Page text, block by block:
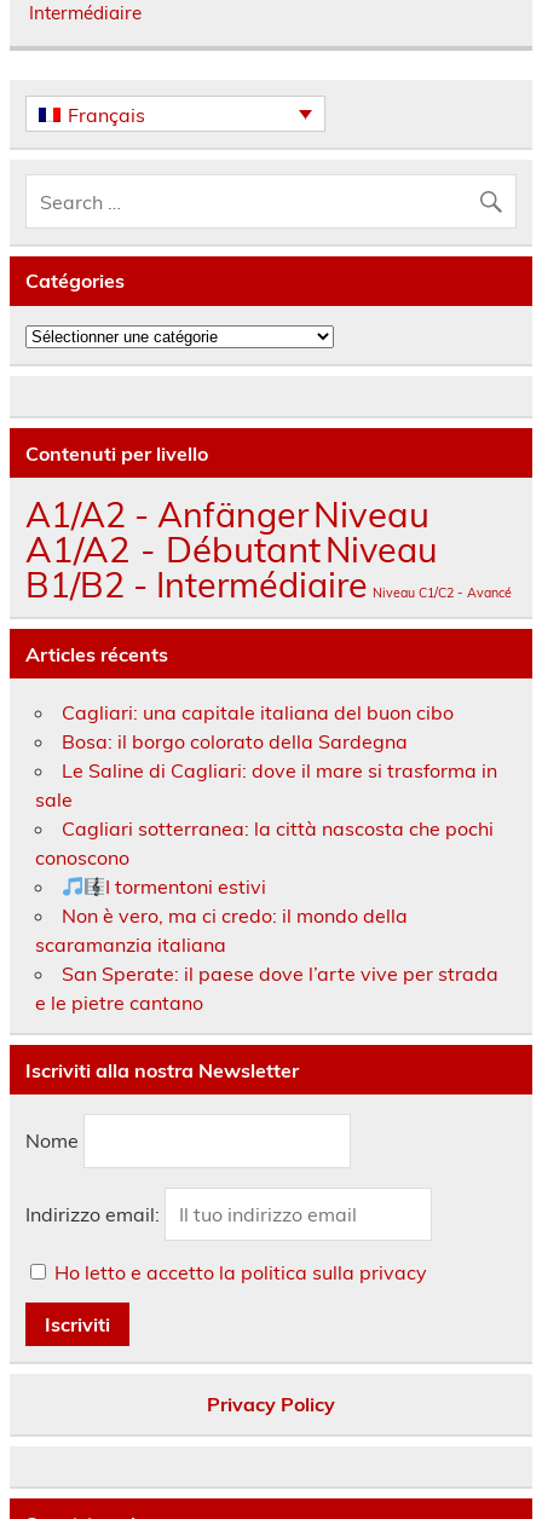
Intermédiaire
Français
Catégories
Catégories
Contenuti per livello
A1/A2 - AnfängerNiveau
A1/A2 - DébutantNiveau
B1/B2 - Intermédiaire Niveau C1/C2 - Avancé
Articles récents
Cagliari: una capitale italiana del buon cibo
Bosa: il borgo colorato della Sardegna
Le Saline di Cagliari: dove il mare si trasforma in
sale
Cagliari sotterranea: la città nascosta che pochi
conoscono
I tormentoni estivi
Non è vero, ma ci credo: il mondo della
scaramanzia italiana
San Sperate: il paese dove l’arte vive per strada
e le pietre cantano
Iscriviti alla nostra Newsletter
Nome
Indirizzo email:
Ho letto e accetto la politica sulla privacy
Privacy Policy